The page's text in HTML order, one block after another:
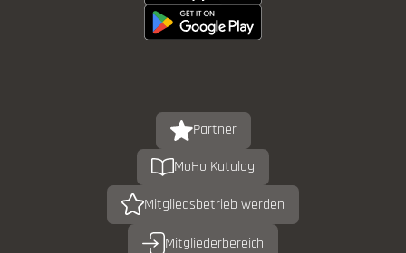
Partner
MoHo Katalog
Mitgliedsbetrieb werden
Mitgliederbereich